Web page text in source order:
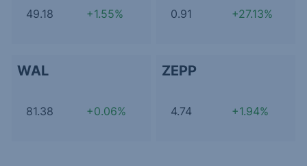
49.18 +1.55% 0.91 +27.13%
WAL
81.38 +0.06%
ZEPP
4.74 +1.94%